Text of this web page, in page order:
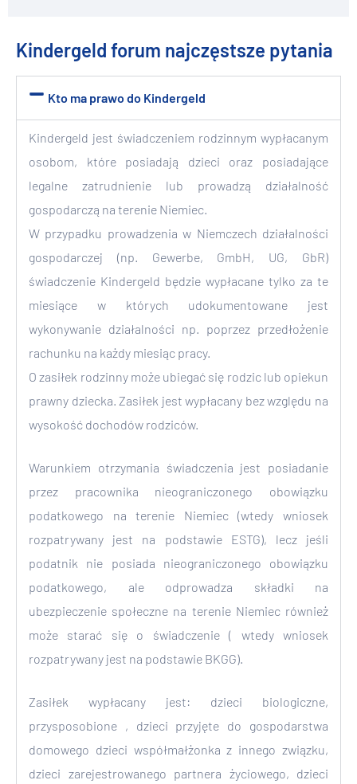
Kindergeld forum najczęstsze pytania
Kto ma prawo do Kindergeld
Kindergeld jest świadczeniem rodzinnym wypłacanym
osobom, które posiadają dzieci oraz posiadające
legalne zatrudnienie lub prowadzą działalność
gospodarczą na terenie Niemiec.
W przypadku prowadzenia w Niemczech działalności
gospodarczej (np. Gewerbe, GmbH, UG, GbR)
świadczenie Kindergeld będzie wypłacane tylko za te
miesiące w których udokumentowane jest
wykonywanie działalności np. poprzez przedłożenie
rachunku na każdy miesiąc pracy.
O zasiłek rodzinny może ubiegać się rodzic lub opiekun
prawny dziecka. Zasiłek jest wypłacany bez względu na
wysokość dochodów rodziców.
Warunkiem otrzymania świadczenia jest posiadanie
przez pracownika nieograniczonego obowiązku
podatkowego na terenie Niemiec (wtedy wniosek
rozpatrywany jest na podstawie ESTG), lecz jeśli
podatnik nie posiada nieograniczonego obowiązku
podatkowego, ale odprowadza składki na
ubezpieczenie społeczne na terenie Niemiec również
może starać się o świadczenie ( wtedy wniosek
rozpatrywany jest na podstawie BKGG).
Zasiłek wypłacany jest: dzieci biologiczne,
przysposobione , dzieci przyjęte do gospodarstwa
domowego dzieci współmałżonka z innego związku,
dzieci zarejestrowanego partnera życiowego, dzieci